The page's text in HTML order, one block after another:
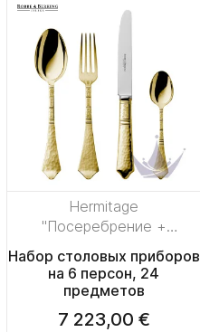
Hermitage
"Посеребрение +
сплошная позолота"
Набор столовых приборов
на 6 персон, 24
предметов
7 223,00 €